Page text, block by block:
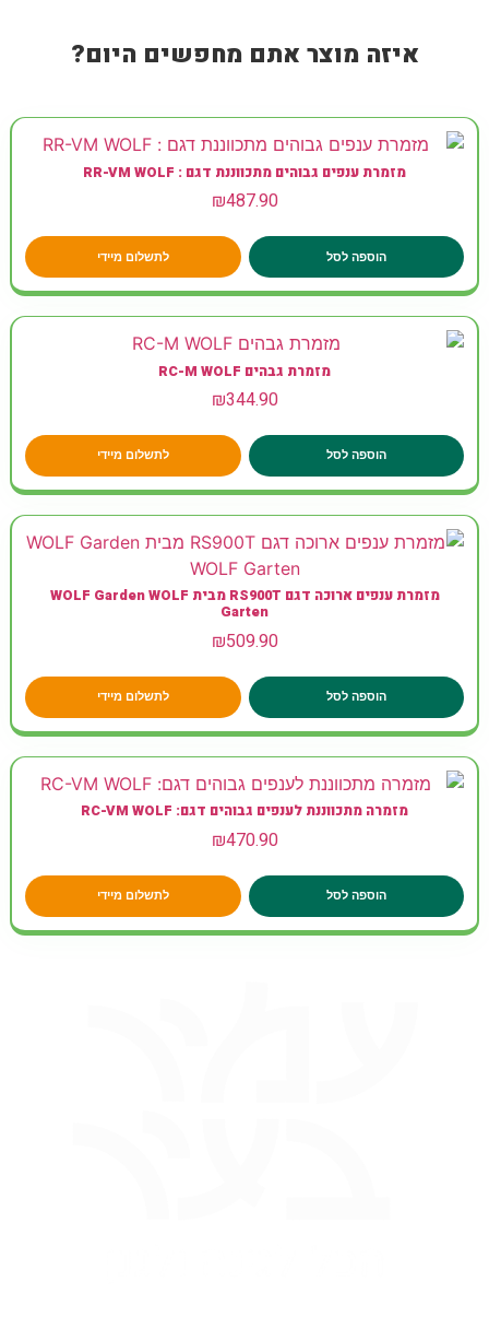
איזה מוצר אתם מחפשים היום?
מזמרת ענפים גבוהים מתכווננת דגם : RR-VM WOLF
₪487.90
הוספה לסל לתשלום מיידי
מזמרת גבהים RC-M WOLF
₪344.90
הוספה לסל לתשלום מיידי
מזמרת ענפים ארוכה דגם RS900T מבית WOLF Garden WOLF
Garten
₪509.90
הוספה לסל לתשלום מיידי
מזמרה מתכווננת לענפים גבוהים דגם: RC-VM WOLF
₪470.90
הוספה לסל לתשלום מיידי